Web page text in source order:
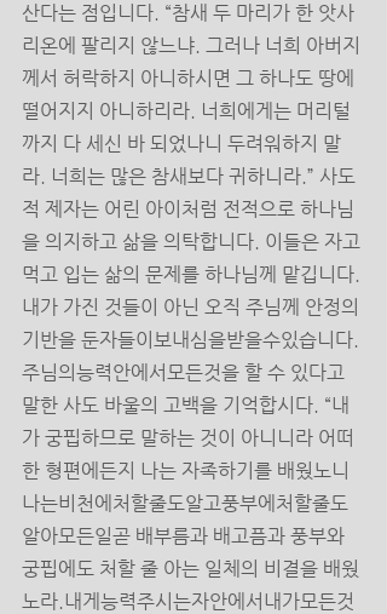
산다는 점입니다. “참새 두 마리가 한 앗사
리온에 팔리지 않느냐. 그러나 너희 아버지
께서 허락하지 아니하시면 그 하나도 땅에
떨어지지 아니하리라. 너희에게는 머리털
까지 다 세신 바 되었나니 두려워하지 말
라. 너희는 많은 참새보다 귀하니라.” 사도
적 제자는 어린 아이처럼 전적으로 하나님
을 의지하고 삶을 의탁합니다. 이들은 자고
먹고 입는 삶의 문제를 하나님께 맡깁니다.
내가 가진 것들이 아닌 오직 주님께 안정의
기반을 둔자들이보내심을받을수있습니다.
주님의능력안에서모든것을 할 수 있다고
말한 사도 바울의 고백을 기억합시다. “내
가 궁핍하므로 말하는 것이 아니니라 어떠
한 형편에든지 나는 자족하기를 배웠노니
나는비천에처할줄도알고풍부에처할줄도
알아모든일곧 배부름과 배고픔과 풍부와
궁핍에도 처할 줄 아는 일체의 비결을 배웠
노라.내게능력주시는자안에서내가모든것